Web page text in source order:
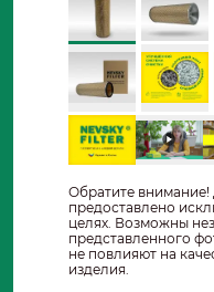
Обратите
предоставлено
целях. Возможны
представленного
не повлияют на
изделия.